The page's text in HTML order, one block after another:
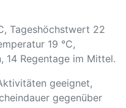
Tageshöchstwert 22
19 °C,
14 Regentage im Mittel.
geeignet,
gegenüber